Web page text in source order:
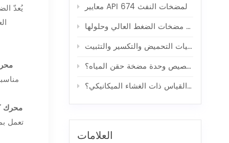
محرك
تعمل
معايير API 674 لمضخات النفث
خمس مشاكل شائعة في مضخات الضغط العالي وحلولها
دور مضخات خدمة الآبار في عمليات التحميض والتكسير والتثبيت
ما هي المواصفات الأكثر أهمية عند تخصيص وحدة مضخة حقن المياه؟
ما هي مضخة القياس ذات الغشاء الميكانيكي؟
العلامات